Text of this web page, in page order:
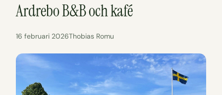
Ardrebo B&B och kafé
16 februari 2026Thobias Romu